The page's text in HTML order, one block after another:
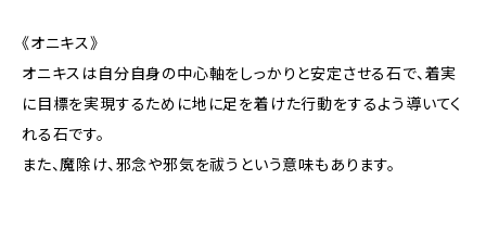
《オニキス》
オニキスは自分自身の中心軸をしっかりと安定させる石で、着実
に目標を実現するために地に足を着けた行動をするよう導いてく
れる石です。
また、魔除け、邪念や邪気を祓うという意味もあります。